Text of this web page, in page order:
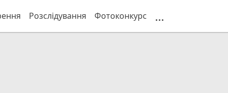
Розслідування Фотоконкурс ...